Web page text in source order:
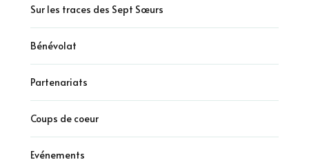
Sur les traces des Sept Sœurs
Bénévolat
Partenariats
Coups de coeur
Evénements